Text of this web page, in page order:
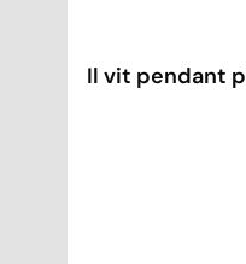
Il vit pendant